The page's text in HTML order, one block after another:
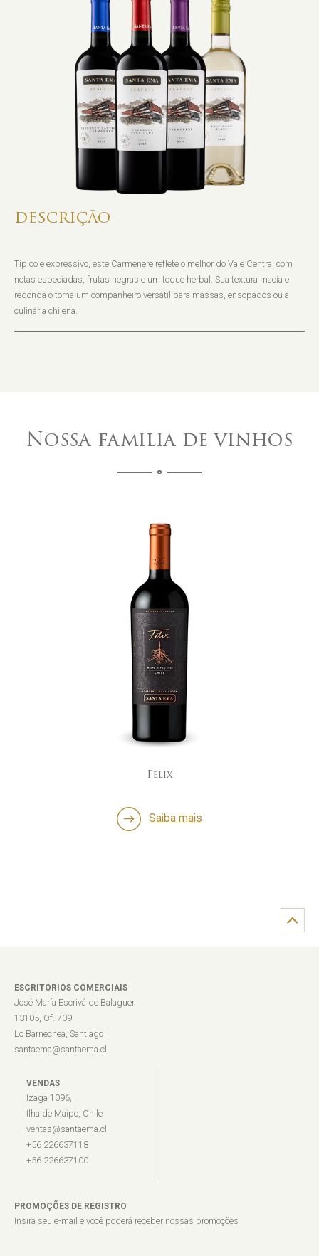
DESCRIÇÃO
Típico e expressivo, este Carmenere reflete o melhor do Vale Central com
notas especiadas, frutas negras e um toque herbal. Sua textura macia e
redonda o torna um companheiro versátil para massas, ensopados ou a
culinária chilena.
Nossa familia de vinhos
Felix
Saiba mais
ESCRITÓRIOS COMERCIAIS
José María Escrivá de Balaguer
13105, Of. 709
Lo Barnechea, Santiago
santaema@santaema.cl
VENDAS
Izaga 1096,
Ilha de Maipo, Chile
ventas@santaema.cl
+56 226637118
+56 226637100
PROMOÇÕES DE REGISTRO
Insira seu e-mail e você poderá receber nossas promoções